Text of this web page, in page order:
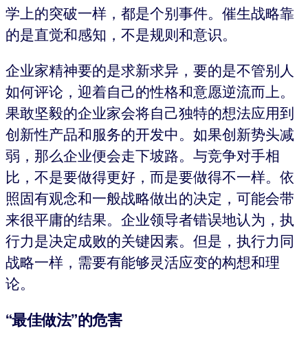
学上的突破一样，都是个别事件。催生战略靠
的是直觉和感知，不是规则和意识。
企业家精神要的是求新求异，要的是不管别人
如何评论，迎着自己的性格和意愿逆流而上。
果敢坚毅的企业家会将自己独特的想法应用到
创新性产品和服务的开发中。如果创新势头减
弱，那么企业便会走下坡路。与竞争对手相
比，不是要做得更好，而是要做得不一样。依
照固有观念和一般战略做出的决定，可能会带
来很平庸的结果。企业领导者错误地认为，执
行力是决定成败的关键因素。但是，执行力同
战略一样，需要有能够灵活应变的构想和理
论。
“最佳做法”的危害